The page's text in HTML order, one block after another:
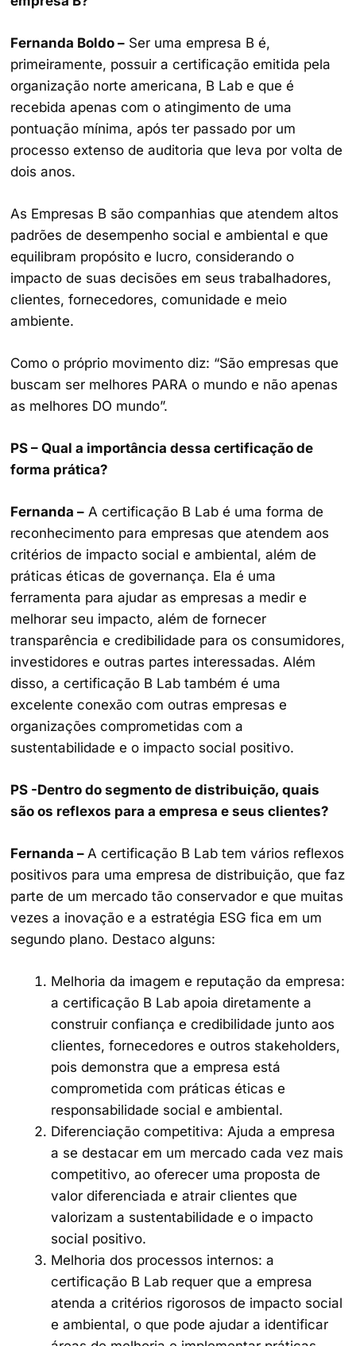
Fernanda Boldo –Ser uma empresa B é,
primeiramente, possuir a certificação emitida pela
organização norte americana, B Lab e que é
recebida apenas com o atingimento de uma
pontuação mínima, após ter passado por um
processo extenso de auditoria que leva por volta de
dois anos.
As Empresas B são companhias que atendem altos
padrões de desempenho social e ambiental e que
equilibram propósito e lucro, considerando o
impacto de suas decisões em seus trabalhadores,
clientes, fornecedores, comunidade e meio
ambiente.
Como o próprio movimento diz: “São empresas que
buscam ser melhores PARA o mundo e não apenas
as melhores DO mundo”.
PS – Qual a importância dessa certificação de
forma prática?
Fernanda –A certificação B Lab é uma forma de
reconhecimento para empresas que atendem aos
critérios de impacto social e ambiental, além de
práticas éticas de governança. Ela é uma
ferramenta para ajudar as empresas a medir e
melhorar seu impacto, além de fornecer
transparência e credibilidade para os consumidores,
investidores e outras partes interessadas. Além
disso, a certificação B Lab também é uma
excelente conexão com outras empresas e
organizações comprometidas com a
sustentabilidade e o impacto social positivo.
PS -Dentro do segmento de distribuição, quais
são os reflexos para a empresa e seus clientes?
Fernanda – A certificação B Lab tem vários reflexos
positivos para uma empresa de distribuição, que faz
parte de um mercado tão conservador e que muitas
vezes a inovação e a estratégia ESG fica em um
segundo plano. Destaco alguns:
Melhoria da imagem e reputação da empresa:
a certificação B Lab apoia diretamente a
construir confiança e credibilidade junto aos
clientes, fornecedores e outros stakeholders,
pois demonstra que a empresa está
comprometida com práticas éticas e
responsabilidade social e ambiental.
Diferenciação competitiva: Ajuda a empresa
a se destacar em um mercado cada vez mais
competitivo, ao oferecer uma proposta de
valor diferenciada e atrair clientes que
valorizam a sustentabilidade e o impacto
social positivo.
Melhoria dos processos internos: a
certificação B Lab requer que a empresa
atenda a critérios rigorosos de impacto social
e ambiental, o que pode ajudar a identificar